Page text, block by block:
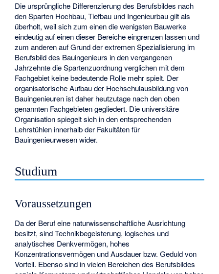
Die ursprüngliche Differenzierung des Berufsbildes nach
den Sparten Hochbau, Tiefbau und Ingenieurbau gilt als
überholt, weil sich zum einen die wenigsten Bauwerke
eindeutig auf einen dieser Bereiche eingrenzen lassen und
zum anderen auf Grund der extremen Spezialisierung im
Berufsbild des Bauingenieurs in den vergangenen
Jahrzehnte die Spartenzuordnung verglichen mit dem
Fachgebiet keine bedeutende Rolle mehr spielt. Der
organisatorische Aufbau der Hochschulausbildung von
Bauingenieuren ist daher heutzutage nach den oben
genannten Fachgebieten gegliedert. Die universitäre
Organisation spiegelt sich in den entsprechenden
Lehrstühlen innerhalb der Fakultäten für
Bauingenieurwesen wider.
Studium
Voraussetzungen
Da der Beruf eine naturwissenschaftliche Ausrichtung
besitzt, sind Technikbegeisterung, logisches und
analytisches Denkvermögen, hohes
Konzentrationsvermögen und Ausdauer bzw. Geduld von
Vorteil. Ebenso sind in vielen Bereichen des Berufsbildes